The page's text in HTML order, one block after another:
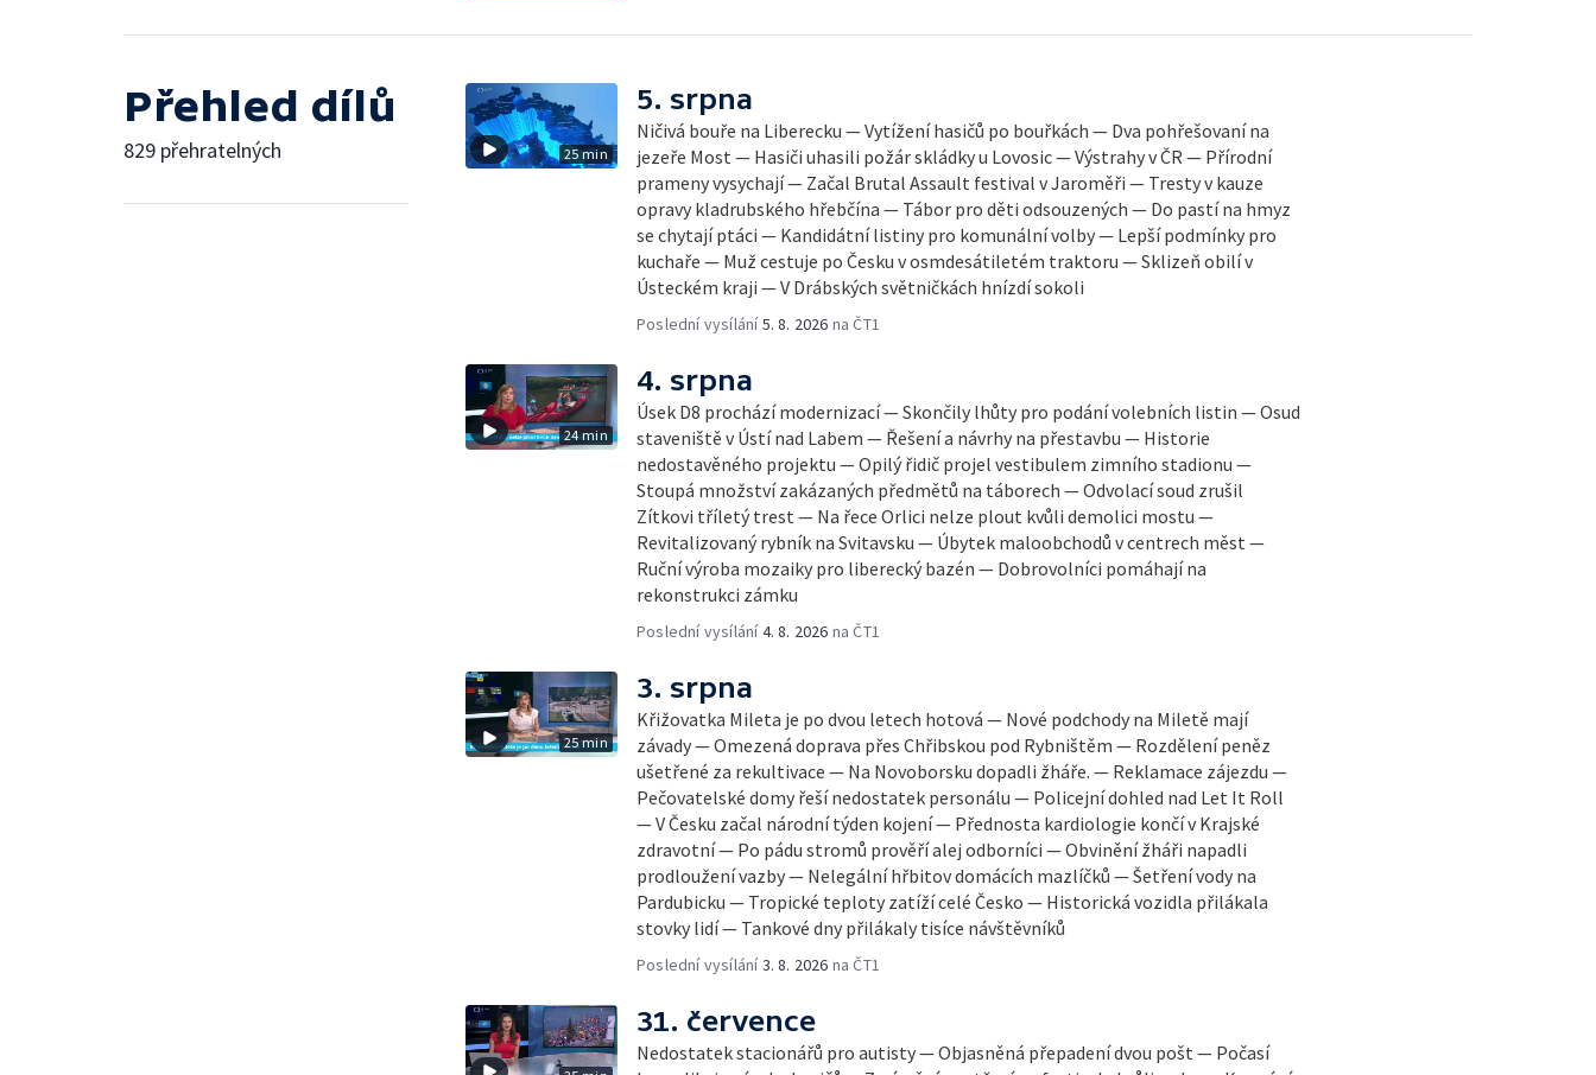
Přehled dílů
829 přehratelných 25 min
5. srpna
Ničivá bouře na Liberecku — Vytížení hasičů po bouřkách — Dva pohřešovaní na
jezeře Most — Hasiči uhasili požár skládky u Lovosic — Výstrahy v ČR — Přírodní
prameny vysychají — Začal Brutal Assault festival v Jaroměři — Tresty v kauze
opravy kladrubského hřebčína — Tábor pro děti odsouzených — Do pastí na hmyz
se chytají ptáci — Kandidátní listiny pro komunální volby — Lepší podmínky pro
kuchaře — Muž cestuje po Česku v osmdesátiletém traktoru — Sklizeň obilí v
Ústeckém kraji — V Drábských světničkách hnízdí sokoli
Poslední vysílání5. 8. 2026 na ČT1
24 min
4. srpna
Úsek D8 prochází modernizací — Skončily lhůty pro podání volebních listin — Osud
staveniště v Ústí nad Labem — Řešení a návrhy na přestavbu — Historie
nedostavěného projektu — Opilý řidič projel vestibulem zimního stadionu —
Stoupá množství zakázaných předmětů na táborech — Odvolací soud zrušil
Zítkovi tříletý trest — Na řece Orlici nelze plout kvůli demolici mostu —
Revitalizovaný rybník na Svitavsku — Úbytek maloobchodů v centrech měst —
Ruční výroba mozaiky pro liberecký bazén — Dobrovolníci pomáhají na
rekonstrukci zámku
Poslední vysílání4. 8. 2026 na ČT1
25 min
3. srpna
Křižovatka Mileta je po dvou letech hotová — Nové podchody na Miletě mají
závady — Omezená doprava přes Chřibskou pod Rybništěm — Rozdělení peněz
ušetřené za rekultivace — Na Novoborsku dopadli žháře. — Reklamace zájezdu —
Pečovatelské domy řeší nedostatek personálu — Policejní dohled nad Let It Roll
— V Česku začal národní týden kojení — Přednosta kardiologie končí v Krajské
zdravotní — Po pádu stromů prověří alej odborníci — Obvinění žháři napadli
prodloužení vazby — Nelegální hřbitov domácích mazlíčků — Šetření vody na
Pardubicku — Tropické teploty zatíží celé Česko — Historická vozidla přilákala
stovky lidí — Tankové dny přilákaly tisíce návštěvníků
Poslední vysílání3. 8. 2026 na ČT1
31. července
Nedostatek stacionářů pro autisty — Objasněná přepadení dvou pošt — Počasí